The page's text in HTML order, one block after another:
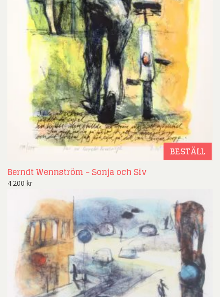
BESTÄLL
Berndt Wennström – Sonja och Siv
4.200 kr